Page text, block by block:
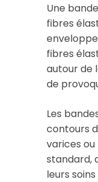
Une
fibres
fibres
autour de
de
Les
contours
varices
standard,
leurs